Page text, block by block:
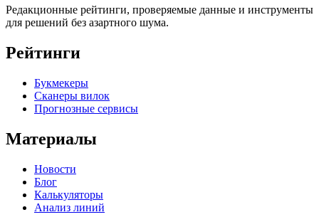
Редакционные рейтинги, проверяемые данные и инструменты
для решений без азартного шума.
Рейтинги
Букмекеры
Сканеры вилок
Прогнозные сервисы
Материалы
Новости
Блог
Калькуляторы
Анализ линий